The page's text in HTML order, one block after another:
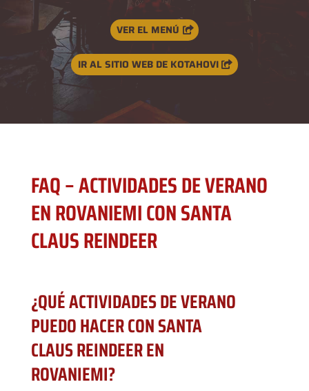
VER EL MENÚ
IR AL SITIO WEB DE KOTAHOVI
FAQ – ACTIVIDADES DE VERANO
EN ROVANIEMI CON SANTA
CLAUS REINDEER
¿QUÉ ACTIVIDADES DE VERANO
PUEDO HACER CON SANTA
CLAUS REINDEER EN
ROVANIEMI?